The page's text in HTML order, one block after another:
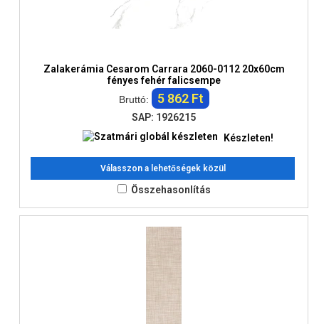
Zalakerámia Cesarom Carrara 2060-0112 20x60cm
fényes fehér falicsempe
Bruttó:
5 862 Ft
SAP: 1926215
Készleten!
Válasszon a lehetőségek közül
Összehasonlítás